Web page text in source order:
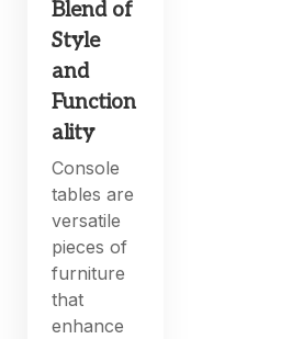
Blend of
Style
and
Function
ality
Console
tables are
versatile
pieces of
furniture
that
enhance